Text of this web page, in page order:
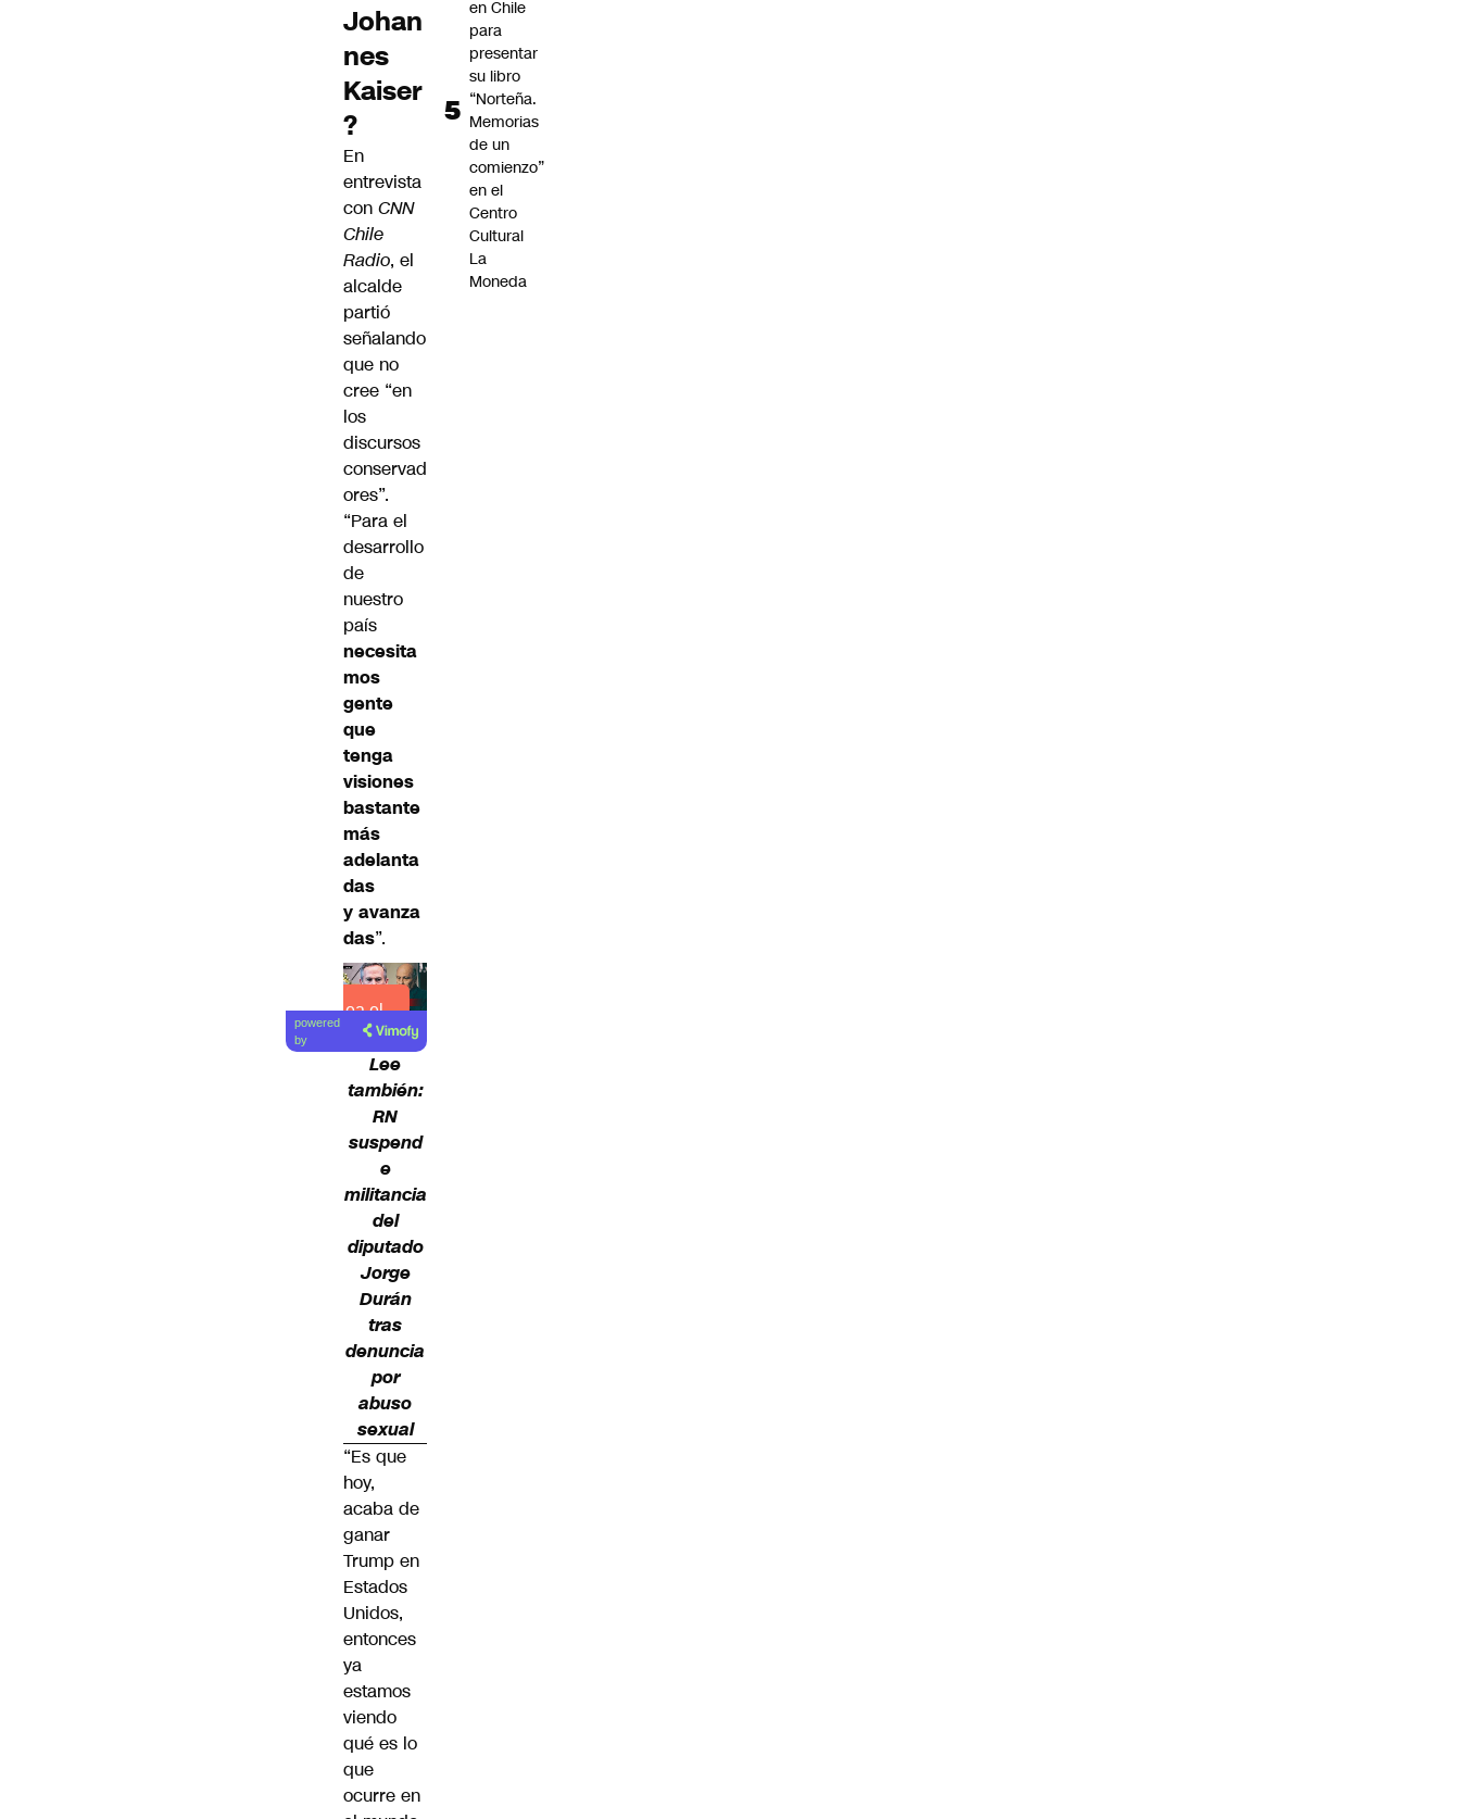
Johan
nes
Kaiser
?
En
entrevista
con CNN
Chile
Radio, el
alcalde
partió
señalando
que no
cree “en
los
discursos
conservad
ores”.
“Para el
desarrollo
de
nuestro
país
necesita
mos
gente
que
tenga
visiones
bastante
más
adelanta
das
y avanza
das”.
Lea el
artículo
powered
by
Lee
también:
RN
suspend
e
militancia
del
diputado
Jorge
Durán
tras
denuncia
por
abuso
sexual
“Es que
hoy,
acaba de
ganar
Trump en
Estados
Unidos,
entonces
ya
estamos
viendo
qué es lo
que
ocurre en
en Chile
para
presentar
su libro
“Norteña.
Memorias
de un
comienzo”
en el
Centro
Cultural
La
Moneda